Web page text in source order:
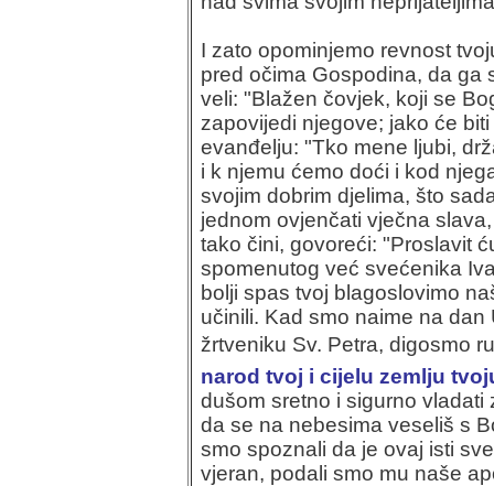
I zato opominjemo revnost
pred očima Gospodina, da ga
veli: "Blažen čovjek, koji se
zapovijedi njegove; jako će
evanđelju: "Tko mene ljubi,
i k njemu ćemo doći i kod
svojim dobrim djelima, što
jednom ovjenčati vječna
tako čini, govoreći: "Proslavit
spomenutog već svećenika
bolji spas tvoj blagoslovimo
učinili. Kad smo naime na
žrtveniku Sv. Petra, digosmo
narod tvoj i cijelu zemlju
dušom sretno i sigurno
da se na nebesima veseliš s
smo spoznali da je ovaj isti
vjeran, podali smo mu naše